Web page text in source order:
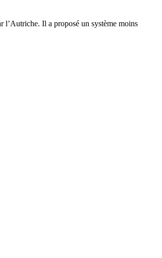
l’Autriche. Il a proposé un système moins